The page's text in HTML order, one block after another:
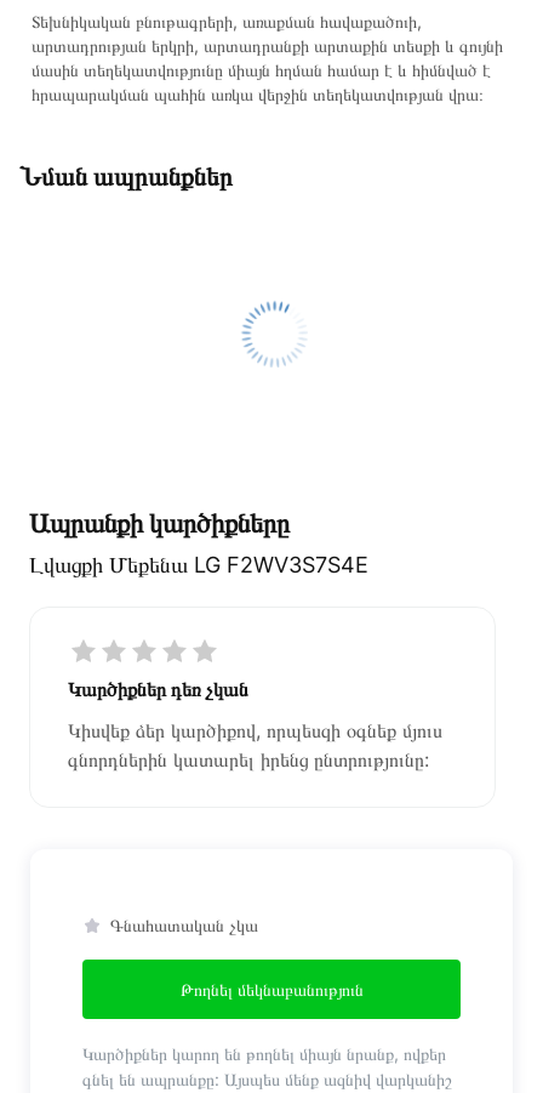
Տեխնիկական բնութագրերի, առաքման հավաքածուի,
արտադրության երկրի, արտադրանքի արտաքին տեսքի և գույնի
մասին տեղեկատվությունը միայն հղման համար է և հիմնված է
հրապարակման պահին առկա վերջին տեղեկատվության վրա։
Նման ապրանքներ
Ապրանքի կարծիքները
Լվացքի Մեքենա LG F2WV3S7S4E
Կարծիքներ դեռ չկան
Կիսվեք ձեր կարծիքով, որպեսզի օգնեք մյուս
գնորդներին կատարել իրենց ընտրությունը:
Գնահատական չկա
Թողնել մեկնաբանություն
Կարծիքներ կարող են թողնել միայն նրանք, ովքեր
գնել են ապրանքը: Այսպես մենք ազնիվ վարկանիշ